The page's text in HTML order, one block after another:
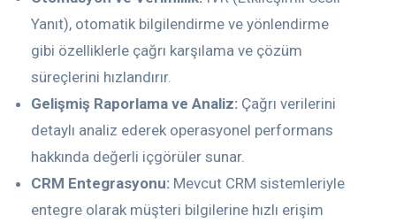
Yanıt), otomatik bilgilendirme ve yönlendirme
gibi özelliklerle çağrı karşılama ve çözüm
süreçlerini hızlandırır.
Gelişmiş Raporlama ve Analiz: Çağrı verilerini
detaylı analiz ederek operasyonel performans
hakkında değerli içgörüler sunar.
CRM Entegrasyonu: Mevcut CRM sistemleriyle
entegre olarak müşteri bilgilerine hızlı erişim